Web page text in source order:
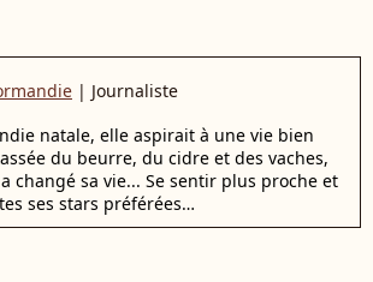
| Journaliste
natale, elle aspirait à une vie bien
du beurre, du cidre et des vaches,
changé sa vie... Se sentir plus proche et
ses stars préférées…